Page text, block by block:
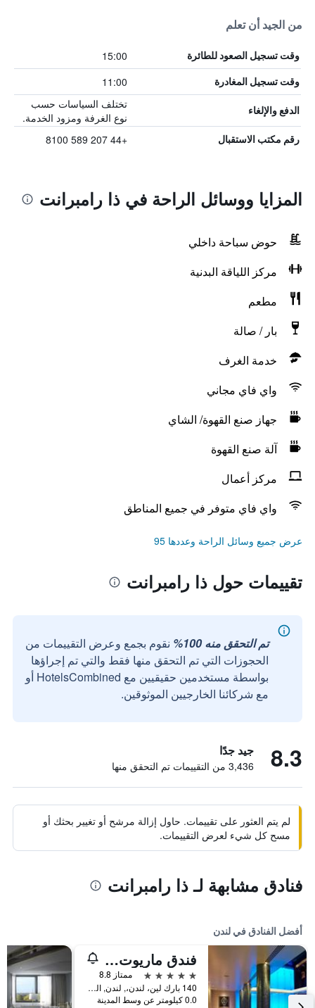
من الجيد أن تعلم
وقت تسجيل الصعود للطائرة 15:00
وقت تسجيل المغادرة 11:00
الدفع والإلغاء
تختلف السياسات حسب
نوع الغرفة ومزود الخدمة.
رقم مكتب الاستقبال +44 207 589 8100
المزايا ووسائل الراحة في ذا رامبرانت
حوض سباحة داخلي
مركز اللياقة البدنية
مطعم
بار / صالة
خدمة الغرف
واي فاي مجاني
جهاز صنع القهوة/ الشاي
آلة صنع القهوة
مركز أعمال
واي فاي متوفر في جميع المناطق
عرض جميع وسائل الراحة وعددها 95
تقييمات حول ذا رامبرانت
تم التحقق منه 100%
نقوم بجمع وعرض التقييمات من
الحجوزات التي تم التحقق منها فقط والتي تم إجراؤها
بواسطة مستخدمين حقيقيين مع HotelsCombined أو
مع شركائنا الخارجيين الموثوقين.
8.3 جيد جدًا
3,436 من التقييمات تم التحقق منها
لم يتم العثور على تقييمات. حاول إزالة مرشح أو تغيير بحثك أو
مسح كل شيء لعرض التقييمات.
فنادق مشابهة لـ ذا رامبرانت
أفضل الفنادق في لندن
فندق ماريوت لندن بارك لاين
5 نجوم
ممتاز 8.8
140 بارك لين، لندن،, لندن, المملكة المتحدة
0.0 كيلومتر عن وسط المدينة